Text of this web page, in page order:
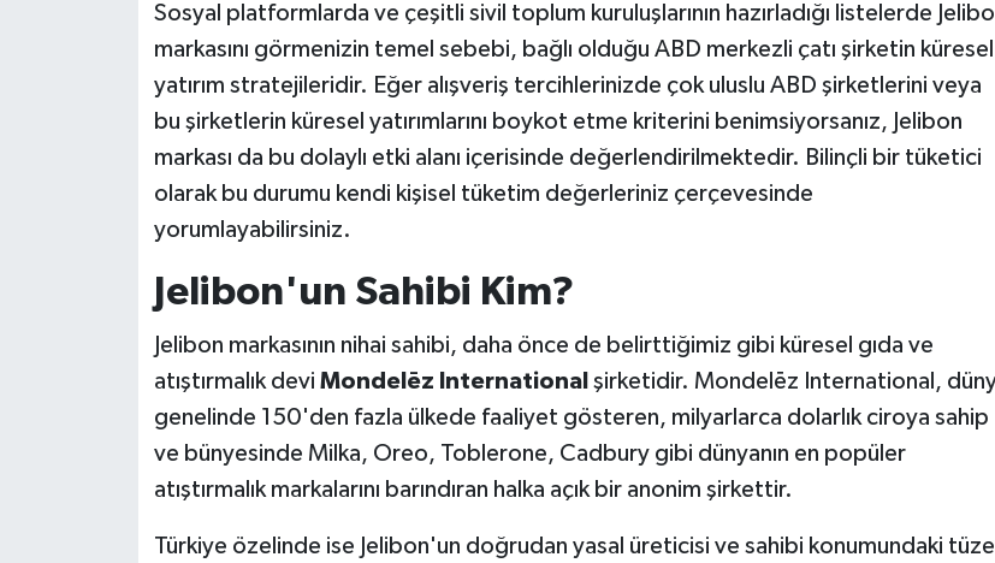
Sosyal platformlarda ve çeşitli sivil toplum kuruluşlarının hazırladığı listelerde
markasını görmenizin temel sebebi, bağlı olduğu ABD merkezli çatı şirketin küresel
yatırım stratejileridir. Eğer alışveriş tercihlerinizde çok uluslu ABD şirketlerini veya
bu şirketlerin küresel yatırımlarını boykot etme kriterini benimsiyorsanız, Jelibon
markası da bu dolaylı etki alanı içerisinde değerlendirilmektedir. Bilinçli bir tüketici
olarak bu durumu kendi kişisel tüketim değerleriniz çerçevesinde
yorumlayabilirsiniz.
Jelibon'un Sahibi Kim?
Jelibon markasının nihai sahibi, daha önce de belirttiğimiz gibi küresel gıda ve
atıştırmalık devi Mondelēz International şirketidir. Mondelēz International,
genelinde 150'den fazla ülkede faaliyet gösteren, milyarlarca dolarlık ciroya sahip
ve bünyesinde Milka, Oreo, Toblerone, Cadbury gibi dünyanın en popüler
atıştırmalık markalarını barındıran halka açık bir anonim şirkettir.
Türkiye özelinde ise Jelibon'un doğrudan yasal üreticisi ve sahibi konumundaki tüzel